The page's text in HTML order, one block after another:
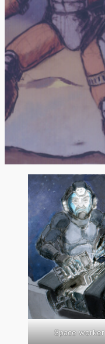
Space worker